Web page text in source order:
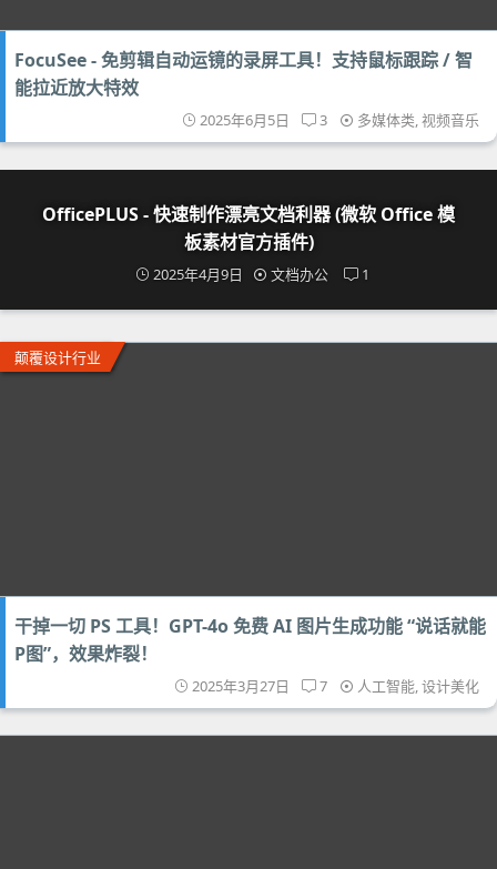
FocuSee - 免剪辑自动运镜的录屏工具！支持鼠标跟踪 / 智
能拉近放大特效
2025年6月5日 3 多媒体类,视频音乐
OfficePLUS - 快速制作漂亮文档利器 (微软 Office 模
板素材官方插件)
2025年4月9日 文档办公 1
颠覆设计行业
干掉一切 PS 工具！GPT-4o 免费 AI 图片生成功能 “说话就能
P图”，效果炸裂！
2025年3月27日 7 人工智能,设计美化